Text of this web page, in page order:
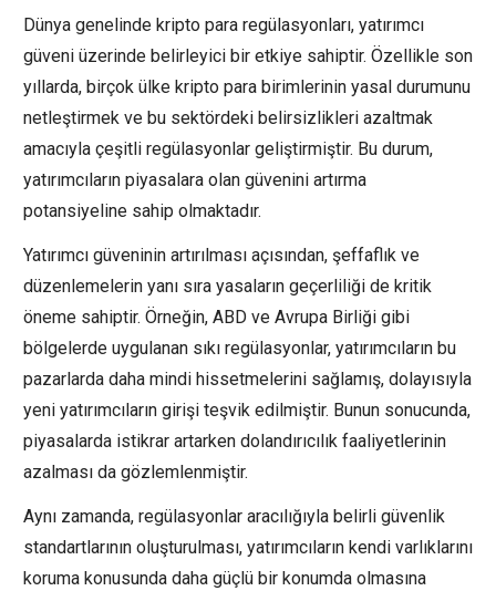
Dünya genelinde kripto para regülasyonları, yatırımcı
güveni üzerinde belirleyici bir etkiye sahiptir. Özellikle son
yıllarda, birçok ülke kripto para birimlerinin yasal durumunu
netleştirmek ve bu sektördeki belirsizlikleri azaltmak
amacıyla çeşitli regülasyonlar geliştirmiştir. Bu durum,
yatırımcıların piyasalara olan güvenini artırma
potansiyeline sahip olmaktadır.
Yatırımcı güveninin artırılması açısından, şeffaflık ve
düzenlemelerin yanı sıra yasaların geçerliliği de kritik
öneme sahiptir. Örneğin, ABD ve Avrupa Birliği gibi
bölgelerde uygulanan sıkı regülasyonlar, yatırımcıların bu
pazarlarda daha mindi hissetmelerini sağlamış, dolayısıyla
yeni yatırımcıların girişi teşvik edilmiştir. Bunun sonucunda,
piyasalarda istikrar artarken dolandırıcılık faaliyetlerinin
azalması da gözlemlenmiştir.
Aynı zamanda, regülasyonlar aracılığıyla belirli güvenlik
standartlarının oluşturulması, yatırımcıların kendi varlıklarını
koruma konusunda daha güçlü bir konumda olmasına